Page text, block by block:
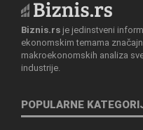
Biznis.rs je jedinstveni
ekonomskim temama
makroekonomskih analiza
industrije.
POPULARNE